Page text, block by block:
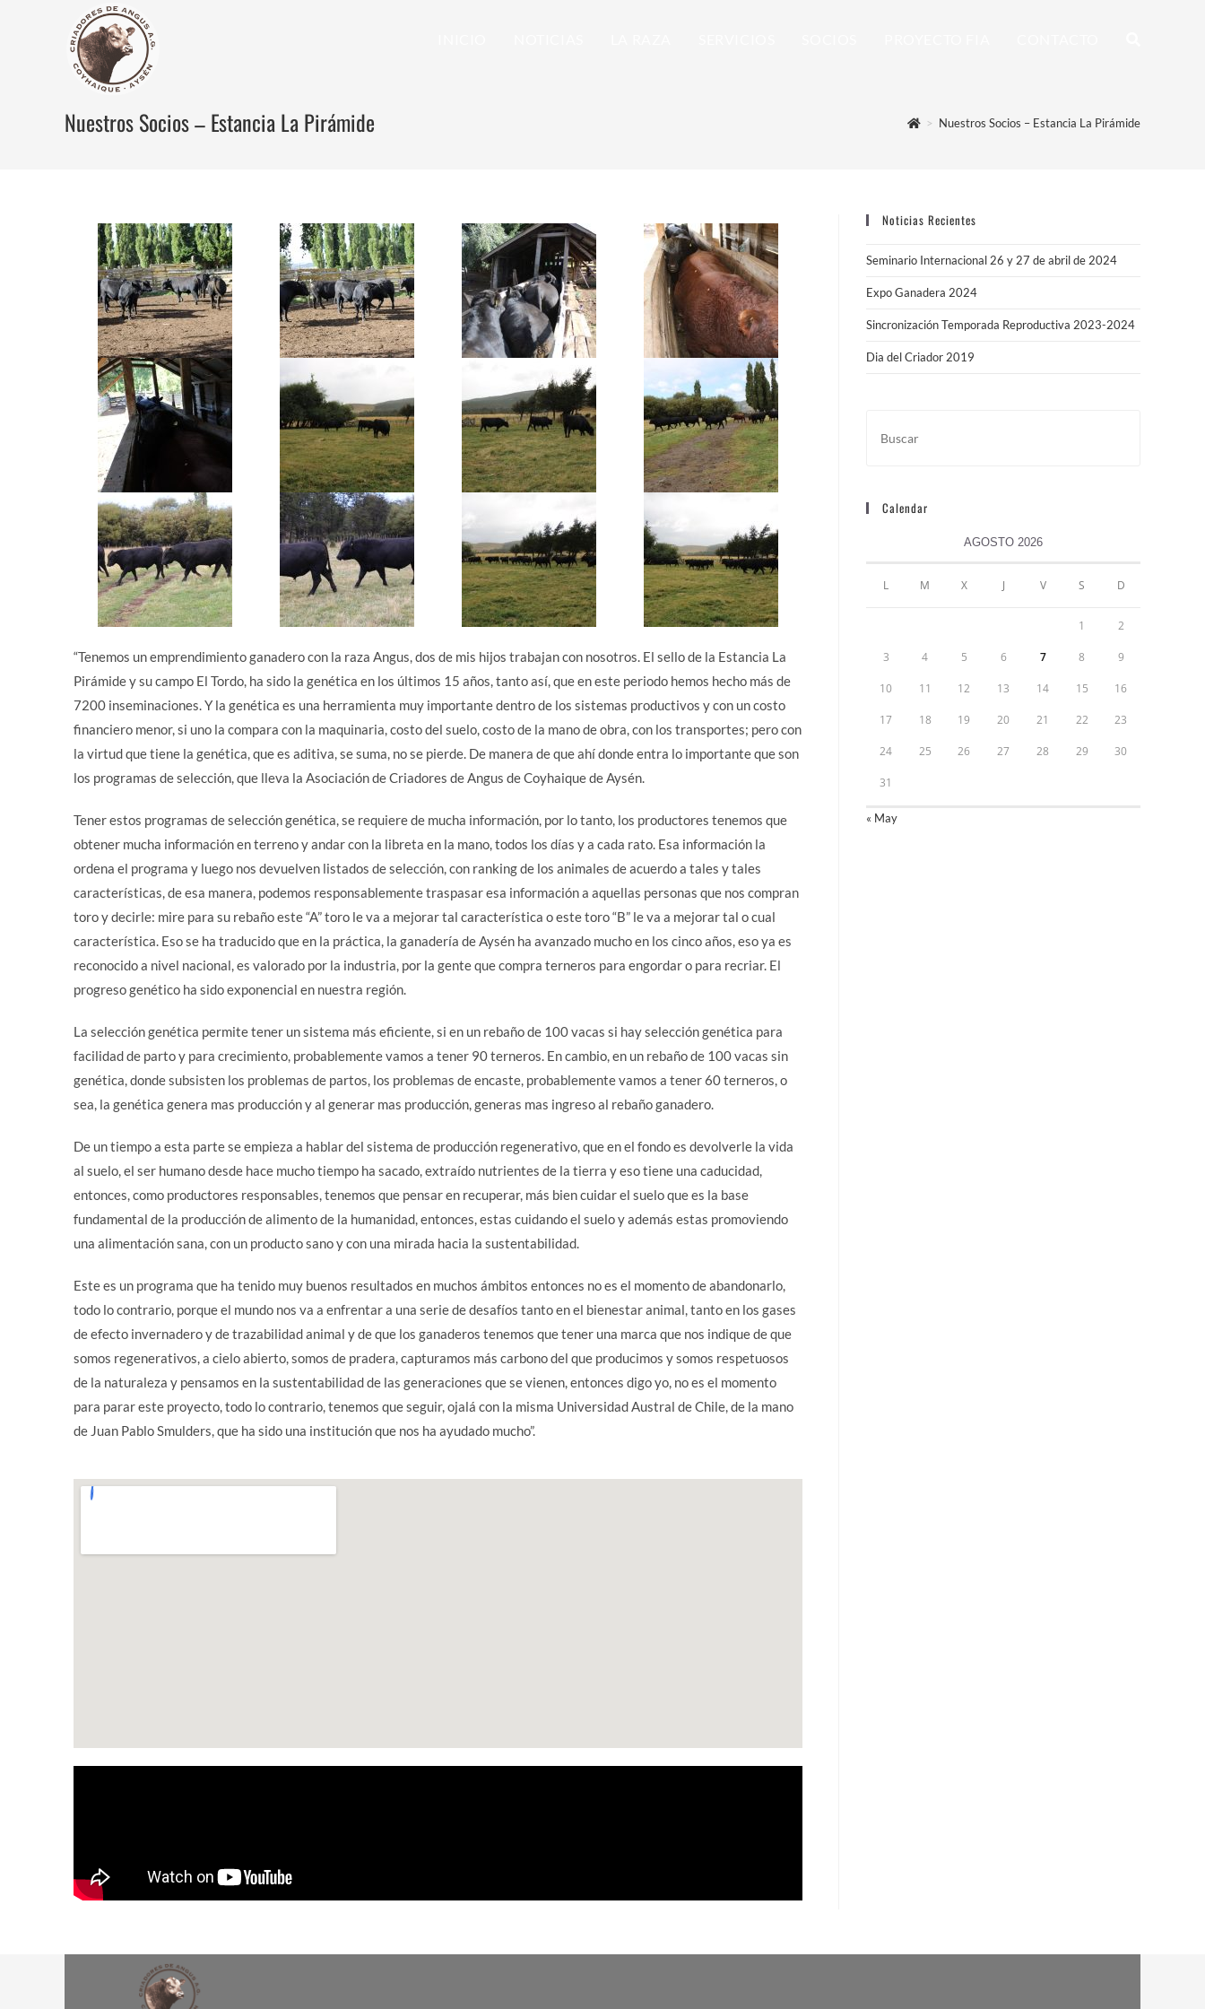
Nuestros Socios – Estancia La Pirámide > Nuestros Socios – Estancia La Pirámide
“Tenemos un emprendimiento ganadero con la raza Angus, dos de mis hijos trabajan con nosotros. El sello de la Estancia La
Pirámide y su campo El Tordo, ha sido la genética en los últimos 15 años, tanto así, que en este periodo hemos hecho más de
7200 inseminaciones. Y la genética es una herramienta muy importante dentro de los sistemas productivos y con un costo
financiero menor, si uno la compara con la maquinaria, costo del suelo, costo de la mano de obra, con los transportes; pero con
la virtud que tiene la genética, que es aditiva, se suma, no se pierde. De manera de que ahí donde entra lo importante que son
los programas de selección, que lleva la Asociación de Criadores de Angus de Coyhaique de Aysén.
Tener estos programas de selección genética, se requiere de mucha información, por lo tanto, los productores tenemos que
obtener mucha información en terreno y andar con la libreta en la mano, todos los días y a cada rato. Esa información la
ordena el programa y luego nos devuelven listados de selección, con ranking de los animales de acuerdo a tales y tales
características, de esa manera, podemos responsablemente traspasar esa información a aquellas personas que nos compran
toro y decirle: mire para su rebaño este “A” toro le va a mejorar tal característica o este toro “B” le va a mejorar tal o cual
característica. Eso se ha traducido que en la práctica, la ganadería de Aysén ha avanzado mucho en los cinco años, eso ya es
reconocido a nivel nacional, es valorado por la industria, por la gente que compra terneros para engordar o para recriar. El
progreso genético ha sido exponencial en nuestra región.
La selección genética permite tener un sistema más eficiente, si en un rebaño de 100 vacas si hay selección genética para
facilidad de parto y para crecimiento, probablemente vamos a tener 90 terneros. En cambio, en un rebaño de 100 vacas sin
genética, donde subsisten los problemas de partos, los problemas de encaste, probablemente vamos a tener 60 terneros, o
sea, la genética genera mas producción y al generar mas producción, generas mas ingreso al rebaño ganadero.
De un tiempo a esta parte se empieza a hablar del sistema de producción regenerativo, que en el fondo es devolverle la vida
al suelo, el ser humano desde hace mucho tiempo ha sacado, extraído nutrientes de la tierra y eso tiene una caducidad,
entonces, como productores responsables, tenemos que pensar en recuperar, más bien cuidar el suelo que es la base
fundamental de la producción de alimento de la humanidad, entonces, estas cuidando el suelo y además estas promoviendo
una alimentación sana, con un producto sano y con una mirada hacia la sustentabilidad.
Este es un programa que ha tenido muy buenos resultados en muchos ámbitos entonces no es el momento de abandonarlo,
todo lo contrario, porque el mundo nos va a enfrentar a una serie de desafíos tanto en el bienestar animal, tanto en los gases
de efecto invernadero y de trazabilidad animal y de que los ganaderos tenemos que tener una marca que nos indique de que
somos regenerativos, a cielo abierto, somos de pradera, capturamos más carbono del que producimos y somos respetuosos
de la naturaleza y pensamos en la sustentabilidad de las generaciones que se vienen, entonces digo yo, no es el momento
para parar este proyecto, todo lo contrario, tenemos que seguir, ojalá con la misma Universidad Austral de Chile, de la mano
de Juan Pablo Smulders, que ha sido una institución que nos ha ayudado mucho”.
Noticias Recientes
Seminario Internacional 26 y 27 de abril de 2024
Expo Ganadera 2024
Sincronización Temporada Reproductiva 2023-2024
Dia del Criador 2019
Calendar
AGOSTO 2026
L M X J V S D
1 2
3 4 5 6 7 8 9
10 11 12 13 14 15 16
17 18 19 20 21 22 23
24 25 26 27 28 29 30
31
« May